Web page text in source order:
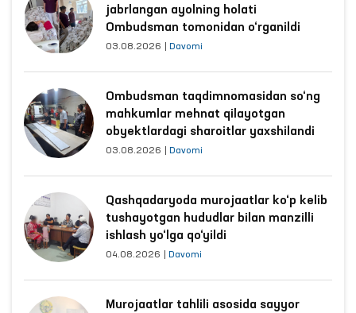
jabrlangan ayolning holati
Ombudsman tomonidan o‘rganildi
03.08.2026 Davomi
Ombudsman taqdimnomasidan so‘ng
mahkumlar mehnat qilayotgan
obyektlardagi sharoitlar yaxshilandi
03.08.2026 Davomi
Qashqadaryoda murojaatlar ko‘p kelib
tushayotgan hududlar bilan manzilli
ishlash yo‘lga qo‘yildi
04.08.2026 Davomi
Murojaatlar tahlili asosida sayyor